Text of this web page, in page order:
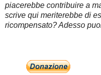
piacerebbe contribuire a
scrive qui meriterebbe di
ricompensato? Adesso